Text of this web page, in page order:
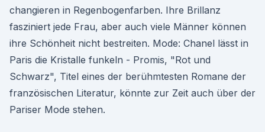
changieren in Regenbogenfarben. Ihre Brillanz
fasziniert jede Frau, aber auch viele Männer können
ihre Schönheit nicht bestreiten. Mode: Chanel lässt in
Paris die Kristalle funkeln - Promis, "Rot und
Schwarz", Titel eines der berühmtesten Romane der
französischen Literatur, könnte zur Zeit auch über der
Pariser Mode stehen.